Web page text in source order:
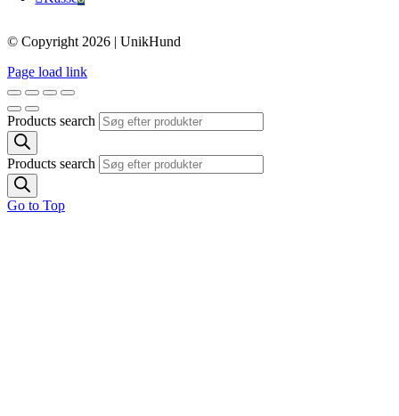
© Copyright 2026 | UnikHund
Page load link
Products search
Products search
Go to Top